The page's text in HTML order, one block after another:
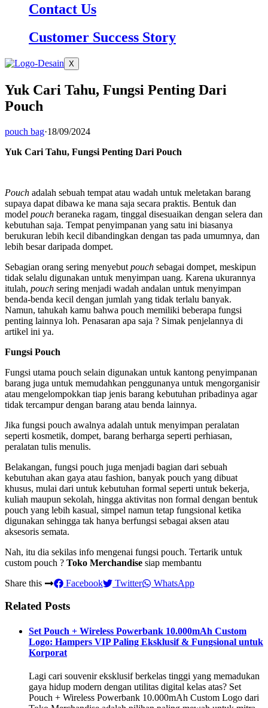
Contact Us
Customer Success Story
X
Yuk Cari Tahu, Fungsi Penting Dari
Pouch
pouch bag·18/09/2024
Yuk Cari Tahu, Fungsi Penting Dari Pouch
Pouch adalah sebuah tempat atau wadah untuk meletakan barang
supaya dapat dibawa ke mana saja secara praktis. Bentuk dan
model pouch beraneka ragam, tinggal disesuaikan dengan selera dan
kebutuhan saja. Tempat penyimpanan yang satu ini biasanya
berukuran lebih kecil dibandingkan dengan tas pada umumnya, dan
lebih besar daripada dompet.
Sebagian orang sering menyebut pouch sebagai dompet, meskipun
tidak selalu digunakan untuk menyimpan uang. Karena ukurannya
itulah, pouch sering menjadi wadah andalan untuk menyimpan
benda-benda kecil dengan jumlah yang tidak terlalu banyak.
Namun, tahukah kamu bahwa pouch memiliki beberapa fungsi
penting lainnya loh. Penasaran apa saja ? Simak penjelannya di
artikel ini ya.
Fungsi Pouch
Fungsi utama pouch selain digunakan untuk kantong penyimpanan
barang juga untuk memudahkan penggunanya untuk mengorganisir
atau mengelompokkan tiap jenis barang kebutuhan pribadinya agar
tidak tercampur dengan barang atau benda lainnya.
Jika fungsi pouch awalnya adalah untuk menyimpan peralatan
seperti kosmetik, dompet, barang berharga seperti perhiasan,
peralatan tulis menulis.
Belakangan, fungsi pouch juga menjadi bagian dari sebuah
kebutuhan akan gaya atau fashion, banyak pouch yang dibuat
khusus, mulai dari untuk kebutuhan formal seperti untuk bekerja,
kuliah maupun sekolah, hingga aktivitas non formal dengan bentuk
pouch yang lebih kasual, simpel namun tetap fungsional ketika
digunakan sehingga tak hanya berfungsi sebagai aksen atau
aksesoris semata.
Nah, itu dia sekilas info mengenai fungsi pouch. Tertarik untuk
custom pouch ? Toko Merchandise siap membantu
Share this
Facebook Twitter WhatsApp
Related Posts
Set Pouch + Wireless Powerbank 10.000mAh Custom
Logo: Hampers VIP Paling Eksklusif & Fungsional untuk
Korporat
Lagi cari souvenir eksklusif berkelas tinggi yang memadukan
gaya hidup modern dengan utilitas digital kelas atas? Set
Pouch + Wireless Powerbank 10.000mAh Custom Logo dari